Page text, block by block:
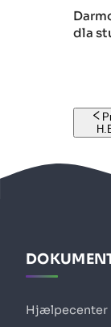
dla
Hjælpecenter